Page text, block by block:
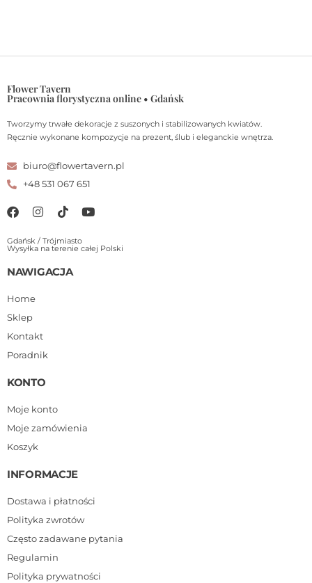
Flower Tavern
Pracownia florystyczna online • Gdańsk
Tworzymy trwałe dekoracje z suszonych i stabilizowanych kwiatów.
Ręcznie wykonane kompozycje na prezent, ślub i eleganckie wnętrza.
biuro@flowertavern.pl
+48 531 067 651
Gdańsk / Trójmiasto
Wysyłka na terenie całej Polski
NAWIGACJA
Home
Sklep
Kontakt
Poradnik
KONTO
Moje konto
Moje zamówienia
Koszyk
INFORMACJE
Dostawa i płatności
Polityka zwrotów
Często zadawane pytania
Regulamin
Polityka prywatności